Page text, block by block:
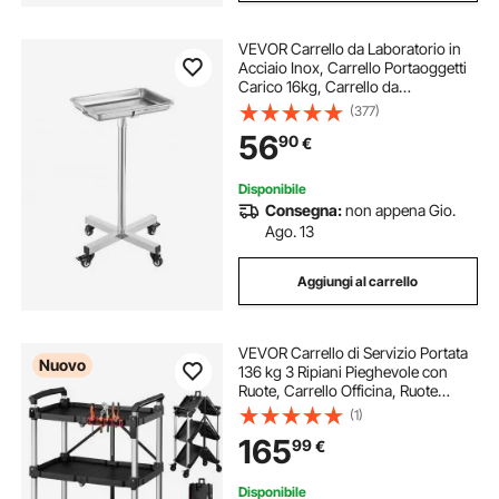
VEVOR Carrello da Laboratorio in
Acciaio Inox, Carrello Portaoggetti
Carico 16kg, Carrello da
Laboratorio Regolabile in Altezza
84-132,5 cm, Vassoio Rimovibile,
Carrello per Clinica Salone
Ospedale
(377)
5690€
Disponibile
Consegna:non appena Gio.
Ago. 13
Aggiungi al carrello
Nuovo
VEVOR Carrello di Servizio Portata
136 kg 3 Ripiani Pieghevole con
Ruote, Carrello Officina, Ruote
Girevoli a 360° con freno, Maniglia
Bilaterale, Struttura Rinforzata con
Vassoio, per Magazzini
(1)
16599€
Disponibile